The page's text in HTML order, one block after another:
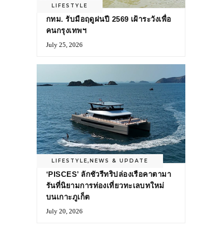
LIFESTYLE
กทม. รับมือฤดูฝนปี 2569 เฝ้าระวังเพื่อ
คนกรุงเทพฯ
July 25, 2026
LIFESTYLE,NEWS & UPDATE
‘PISCES’ ลักชัวรีทริปล่องเรือคาตามา
รันที่นิยามการท่องเที่ยวทะเลบทใหม่
บนเกาะภูเก็ต
July 20, 2026